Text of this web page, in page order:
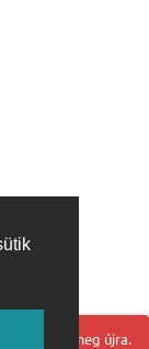
próbálja meg újra.